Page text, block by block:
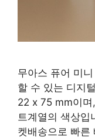
무아스 퓨어 미
할 수 있는 디지
22 x 75 mm이며
트계열의 색상입
켓배송으로 빠른